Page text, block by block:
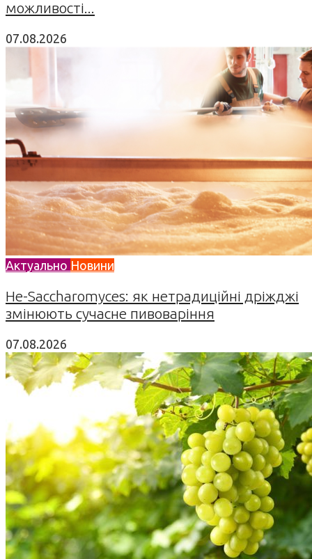
можливості...
07.08.2026
Актуально Новини
Не-Saccharomyces: як нетрадиційні дріжджі
змінюють сучасне пивоваріння
07.08.2026